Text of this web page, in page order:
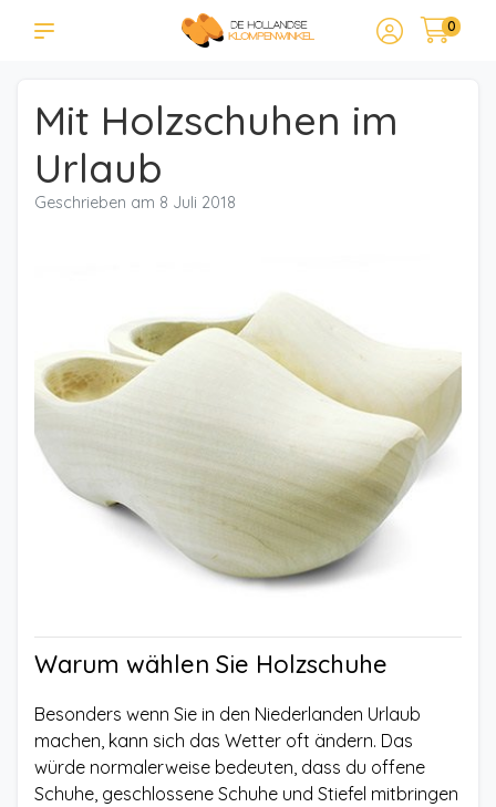
0
Mit Holzschuhen im
Urlaub
Geschrieben am 8 Juli 2018
Warum wählen Sie Holzschuhe
Besonders wenn Sie in den Niederlanden Urlaub
machen, kann sich das Wetter oft ändern. Das
würde normalerweise bedeuten, dass du offene
Schuhe, geschlossene Schuhe und Stiefel mitbringen